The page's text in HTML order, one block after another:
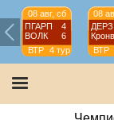
08 авг, сб
ПГАРП
4
ВОЛК
6
ВТР
4 тур
08
ДЕРЗ
ВТР